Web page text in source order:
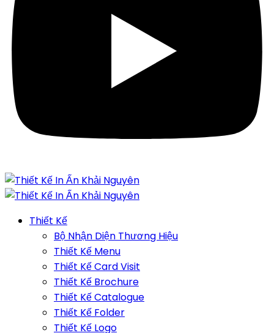
Thiết Kế
Bộ Nhận Diện Thương Hiệu
Thiết Kế Menu
Thiết Kế Card Visit
Thiết Kế Brochure
Thiết Kế Catalogue
Thiết Kế Folder
Thiết Kế Logo